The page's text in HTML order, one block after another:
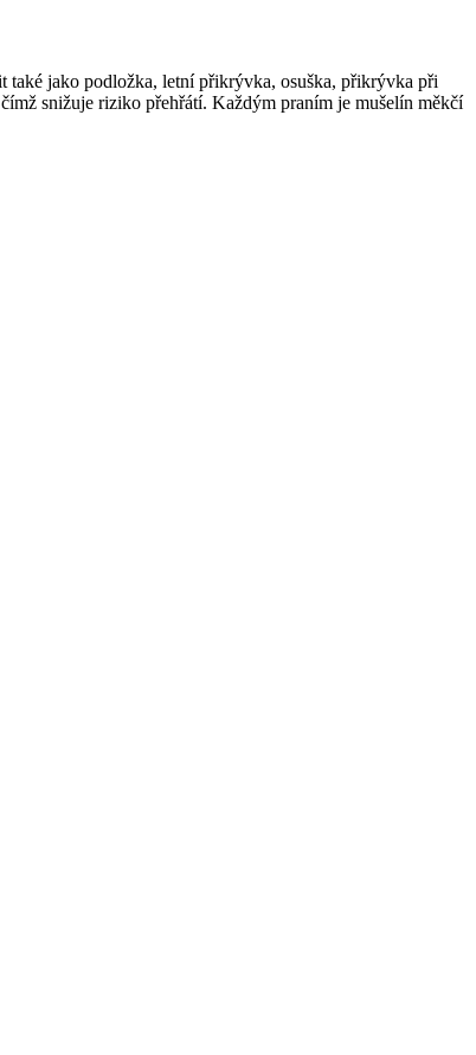
jako podložka, letní přikrývka, osuška, přikrývka při
snižuje riziko přehřátí. Každým praním je mušelín měkčí